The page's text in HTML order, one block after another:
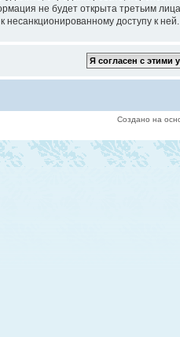
не будет открыта третьим
несанкционированному доступу к ней.
Создано на